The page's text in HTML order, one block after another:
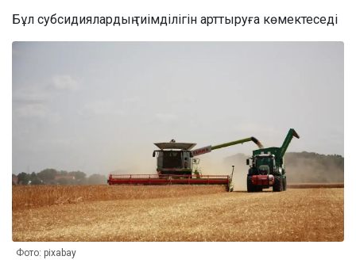
Бұл субсидиялардың тиімділігін арттыруға көмектеседі
Фото: pixabay